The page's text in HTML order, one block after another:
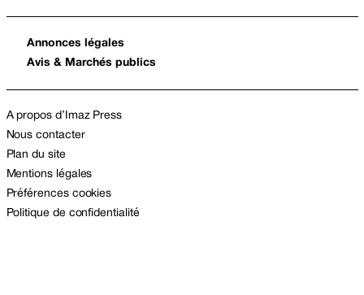
Annonces légales
Avis & Marchés publics
A propos d’Imaz Press
Nous contacter
Plan du site
Mentions légales
Préférences cookies
Politique de confidentialité